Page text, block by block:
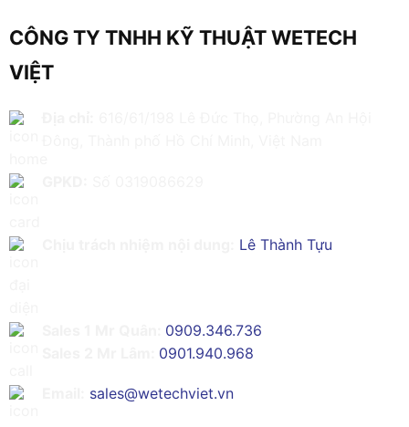
CÔNG TY TNHH KỸ THUẬT WETECH
VIỆT
Lê Thành Tựu
0909.346.736
0901.940.968
sales@wetechviet.vn